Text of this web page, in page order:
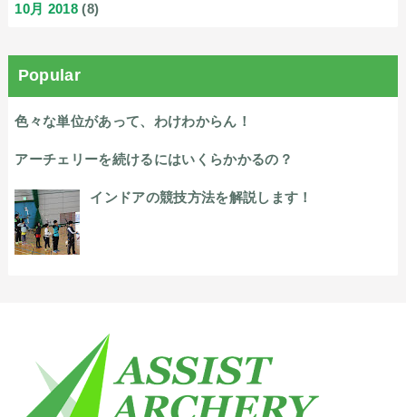
10月 2018 (8)
Popular
色々な単位があって、わけわからん！
アーチェリーを続けるにはいくらかかるの？
インドアの競技方法を解説します！